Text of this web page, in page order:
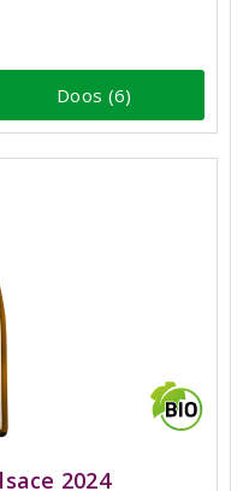
Doos (6)
2024